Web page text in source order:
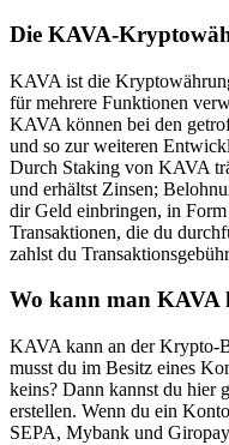
Die KAVA-
KAVA ist die
für mehrere Funktionen
KAVA können bei den
und so zur weiteren
Durch Staking von KAVA
und erhältst Zinsen;
dir Geld einbringen, in
Transaktionen, die du
zahlst du
Wo kann man KAVA
KAVA kann an der Krypto-
musst du im Besitz eines
keins? Dann kannst du hier
erstellen. Wenn du ein
SEPA, Mybank und